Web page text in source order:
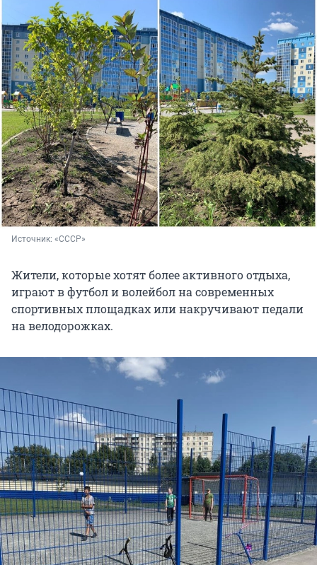
Источник: «СССР»
Жители, которые хотят более активного отдыха,
играют в футбол и волейбол на современных
спортивных площадках или накручивают педали
на велодорожках.